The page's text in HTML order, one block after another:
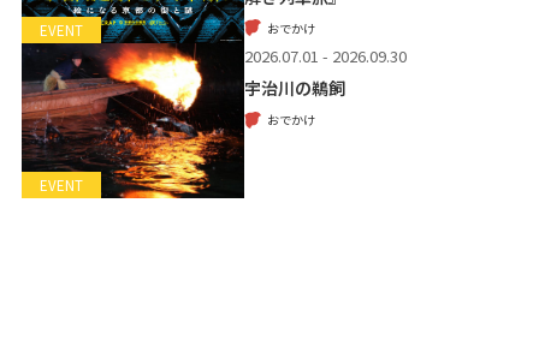
EVENT おでかけ
EVENT
2026.07.01 - 2026.09.30
宇治川の鵜飼
おでかけ